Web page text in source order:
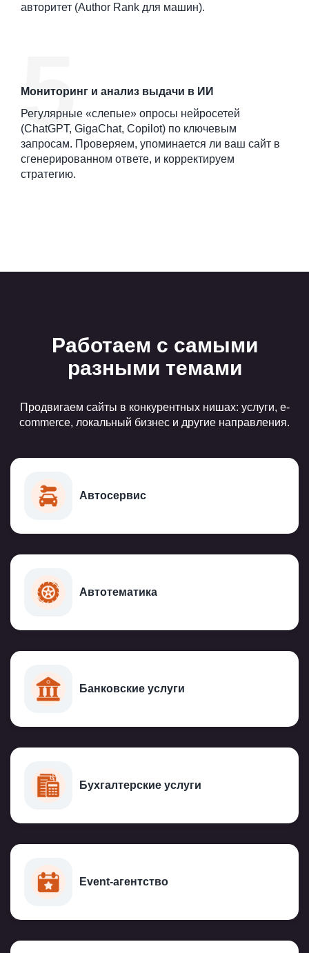
авторитет (Author Rank для машин).
Мониторинг и анализ выдачи в ИИ
Регулярные «слепые» опросы нейросетей
(ChatGPT, GigaChat, Copilot) по ключевым
запросам. Проверяем, упоминается ли ваш сайт в
сгенерированном ответе, и корректируем
стратегию.
Работаем с самыми
разными темами
Продвигаем сайты в конкурентных нишах: услуги, e-
commerce, локальный бизнес и другие направления.
Автосервис
Автотематика
Банковские услуги
Бухгалтерские услуги
Event-агентство